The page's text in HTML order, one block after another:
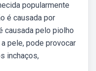
popularmente
é causada por
causada pelo piolho
pele, pode provocar
inchaços,